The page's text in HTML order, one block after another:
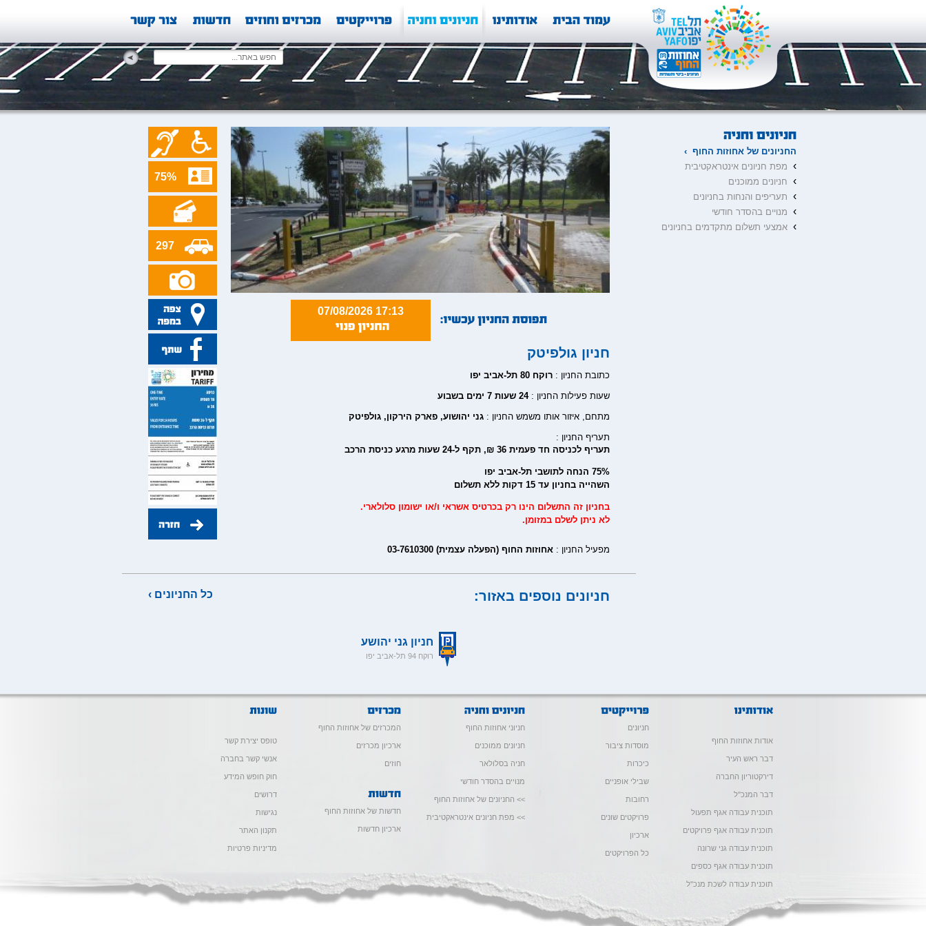
החניונים של אחוזות החוף ›
› מפת חניונים אינטראקטיבית
› חניונים ממוכנים
› תעריפים והנחות בחניונים
› מנויים בהסדר חודשי
› אמצעי תשלום מתקדמים בחניונים
07/08/2026 17:13
חניון גולפיטק
כתובת החניון : רוקח 80 תל-אביב יפו
שעות פעילות החניון :24 שעות 7 ימים בשבוע
מתחם, איזור אותו משמש החניון : גני יהושוע, פארק הירקון, גולפיטק
תעריף החניון :
תעריף לכניסה חד פעמית 36 ₪, תקף ל-24 שעות מרגע כניסת הרכב
75% הנחה לתושבי תל-אביב יפו
השהייה בחניון עד 15 דקות ללא תשלום
בחניון זה התשלום הינו רק בכרטיס אשראי ו/או ישומון סלולארי.
לא ניתן לשלם במזומן.
מפעיל החניון : אחוזות החוף (הפעלה עצמית) 03-7610300
75%
חניונים נוספים באזור: כל החניונים ›
חניון גני יהושע
רוקח 94 תל-אביב יפו
אודות אחוזות החוף
דבר ראש העיר
דירקטוריון החברה
דבר המנכ"ל
תוכנית עבודה אגף תפעול
תוכנית עבודה אגף פרויקטים
תוכנית עבודה גני שרונה
תוכנית עבודה אגף כספים
תוכנית עבודה לשכת מנכ"ל
חניונים
מוסדות ציבור
כיכרות
שבילי אופניים
רחובות
פרויקטים שונים
ארכיון
כל הפרויקטים
חניוני אחוזות החוף
חניונים ממוכנים
חניה בסלולאר
מנויים בהסדר חודשי
>> החניונים של אחוזות החוף
>> מפת חניונים אינטראקטיבית
המכרזים של אחוזות החוף
ארכיון מכרזים
חוזים
חדשות של אחוזות החוף
ארכיון חדשות
טופס יצירת קשר
אנשי קשר בחברה
חוק חופש המידע
דרושים
נגישות
תקנון האתר
מדיניות פרטיות